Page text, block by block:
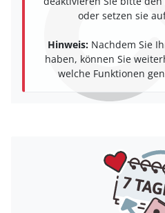
oder setzen sie
Hinweis: Nachdem Sie
haben, können Sie
welche Funktionen